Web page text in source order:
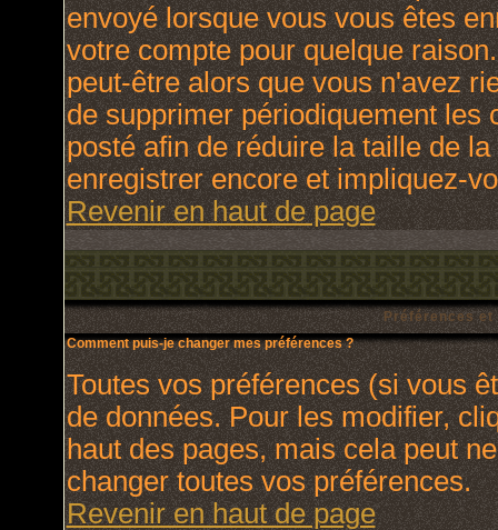
envoyé lorsque vous vous êtes
votre compte pour quelque
peut-être alors que vous n'avez
de supprimer périodiquement les
posté afin de réduire la taille de
enregistrer encore et impliquez-
Revenir en haut de page
Préférences
Comment puis-je changer mes préférences ?
Toutes vos préférences (si vous
de données. Pour les modifier,
haut des pages, mais cela peut
changer toutes vos préférences.
Revenir en haut de page